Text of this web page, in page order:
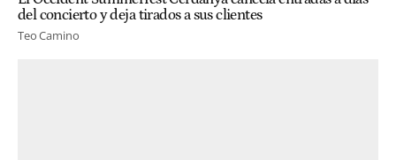
del concierto y deja tirados a sus clientes
Teo Camino